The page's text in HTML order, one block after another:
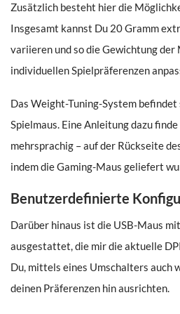
Zusätzlich besteht hier die
Insgesamt kannst Du 20 Gramm
variieren und so die Gewichtung der
individuellen Spielpräferenzen
Das Weight-Tuning-System
Spielmaus. Eine Anleitung dazu
mehrsprachig – auf der Rückseite
indem die Gaming-Maus geliefert
Benutzerdefinierte
Darüber hinaus ist die USB-Maus
ausgestattet, die mir die aktuelle
Du, mittels eines Umschalters auch
deinen Präferenzen hin ausrichten.